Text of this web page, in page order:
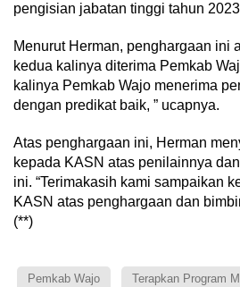
pengisian jabatan tinggi tahun
Menurut Herman, penghargaan ini
kedua kalinya diterima Pemkab
kalinya Pemkab Wajo menerima
dengan predikat baik, ” ucapnya.
Atas penghargaan ini, Herman
kepada KASN atas penilainnya
ini. “Terimakasih kami sampaikan
KASN atas penghargaan dan
(**)
Pemkab Wajo Terapkan Program